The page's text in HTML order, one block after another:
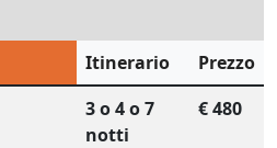
Itinerario
Prezzo
3 o 4 o 7
notti
€ 480